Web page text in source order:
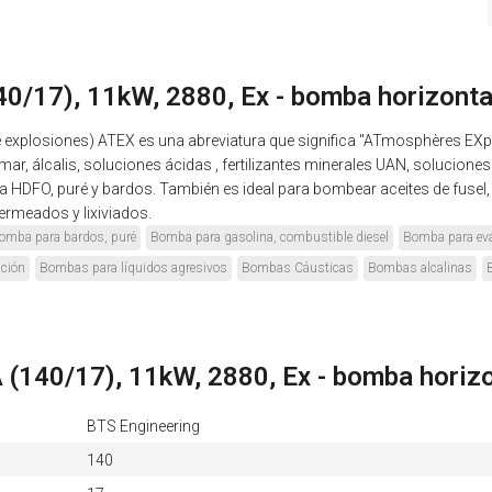
17), 11kW, 2880, Ex - bomba
ATEX es una abreviatura que significa "ATmosphères
álcalis, soluciones ácidas , fertilizantes minerales UAN,
puré y bardos. También es ideal para bombear aceites de
y lixiviados.
para bardos, puré Bomba para gasolina, combustible diesel
Bomba para
Bombas para líquidos agresivos Bombas Cáusticas Bombas alcalinas
17), 11kW, 2880, Ex - bomba
BTS Engineering
140